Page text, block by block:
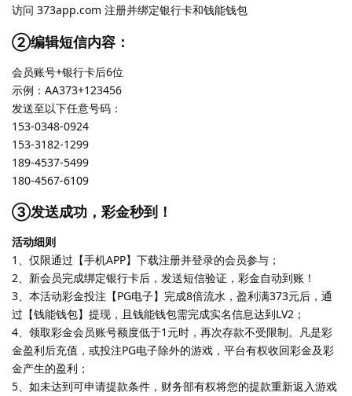
访问 373app.com 注册并绑定银行卡和钱能钱包
②编辑短信内容：
会员账号+银行卡后6位
示例：AA373+123456
发送至以下任意号码：
153-0348-0924
153-3182-1299
189-4537-5499
180-4567-6109
③发送成功，彩金秒到！
活动细则
1、仅限通过【手机APP】下载注册并登录的会员参与；
2、新会员完成绑定银行卡后，发送短信验证，彩金自动到账！
3、本活动彩金投注【PG电子】完成8倍流水，盈利满373元后，通
过【钱能钱包】提现，且钱能钱包需完成实名信息达到LV2；
4、领取彩金会员账号额度低于1元时，再次存款不受限制。凡是彩
金盈利后充值，或投注PG电子除外的游戏，平台有权收回彩金及彩
金产生的盈利；
5、如未达到可申请提款条件，财务部有权将您的提款重新返入游戏